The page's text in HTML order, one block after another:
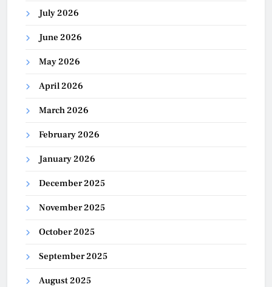
July 2026
June 2026
May 2026
April 2026
March 2026
February 2026
January 2026
December 2025
November 2025
October 2025
September 2025
August 2025